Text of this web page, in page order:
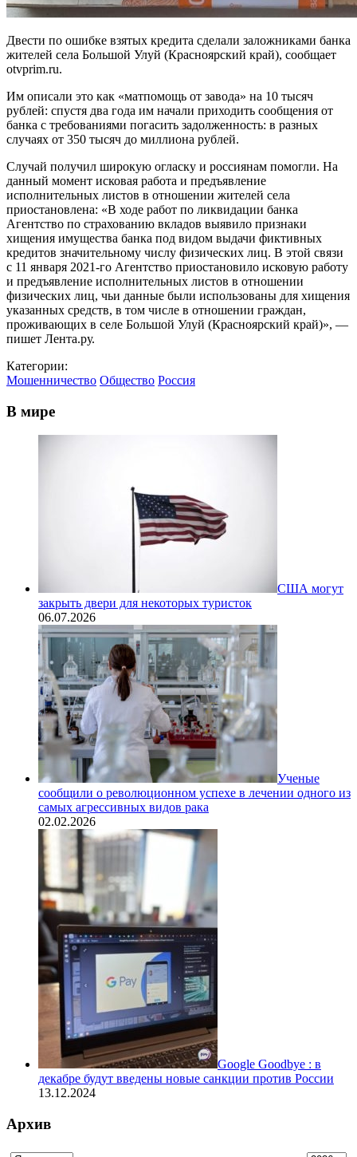
Двести по ошибке взятых кредита сделали заложниками банка
жителей села Большой Улуй (Красноярский край), сообщает
otvprim.ru.
Им описали это как «матпомощь от завода» на 10 тысяч
рублей: спустя два года им начали приходить сообщения от
банка с требованиями погасить задолженность: в разных
случаях от 350 тысяч до миллиона рублей.
Случай получил широкую огласку и россиянам помогли. На
данный момент исковая работа и предъявление
исполнительных листов в отношении жителей села
приостановлена: «В ходе работ по ликвидации банка
Агентство по страхованию вкладов выявило признаки
хищения имущества банка под видом выдачи фиктивных
кредитов значительному числу физических лиц. В этой связи
с 11 января 2021-го Агентство приостановило исковую работу
и предъявление исполнительных листов в отношении
физических лиц, чьи данные были использованы для хищения
указанных средств, в том числе в отношении граждан,
проживающих в селе Большой Улуй (Красноярский край)», —
пишет Лента.ру.
Категории:
Мошенничество Общество Россия
В мире
США могут
закрыть двери для некоторых туристок
06.07.2026
Ученые
сообщили о революционном успехе в лечении одного из
самых агрессивных видов рака
02.02.2026
Google Goodbye : в
декабре будут введены новые санкции против России
13.12.2024
Архив